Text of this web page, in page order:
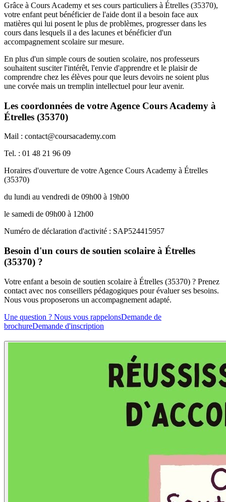
Grâce à Cours Academy et ses cours particuliers à Étrelles (35370),
votre enfant peut bénéficier de l'aide dont il a besoin face aux
matières qui lui posent le plus de problèmes, progresser dans les
cours dans lesquels il a des lacunes et bénéficier d'un
accompagnement scolaire sur mesure.
En plus d'un simple cours de soutien scolaire, nos professeurs
souhaitent susciter l'intérêt, l'envie d'apprendre et le plaisir de
comprendre chez les élèves pour que leurs devoirs ne soient plus
une corvée mais un tremplin intellectuel pour leur avenir.
Les coordonnées de votre Agence Cours Academy à
Étrelles (35370)
Mail : contact@coursacademy.com
Tel. : 01 48 21 96 09
Horaires d'ouverture de votre Agence Cours Academy à Étrelles
(35370)
du lundi au vendredi de 09h00 à 19h00
le samedi de 09h00 à 12h00
Numéro de déclaration d'activité : SAP524415957
Besoin d'un cours de soutien scolaire à Étrelles
(35370) ?
Votre enfant a besoin de soutien scolaire à Étrelles (35370) ? Prenez
contact avec nos conseillers pédagogiques pour évaluer ses besoins.
Nous vous proposerons un accompagnement adapté.
Une question ? Nous vous rappelonsDemande de
brochureDemande d'inscription